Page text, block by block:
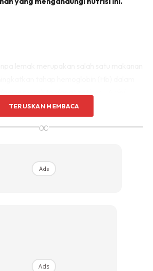
dadu kotak mancis dalam setiap
berlebihan.
TERUSKAN MEMBACA
∞
Ads
Ads